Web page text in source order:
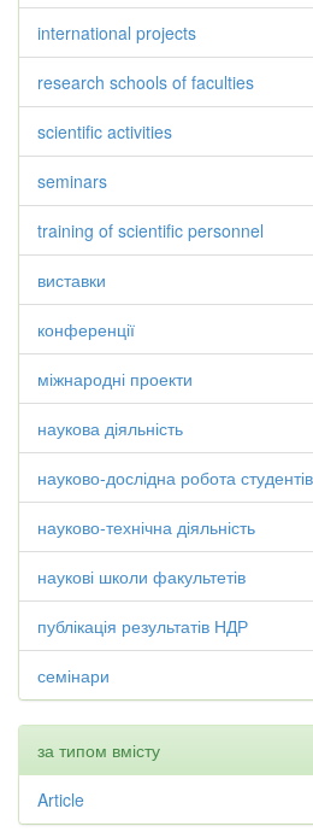
international projects
research schools of faculties
scientific activities
seminars
training of scientific personnel
виставки
конференції
міжнародні проекти
наукова діяльність
науково-дослідна робота студентів
науково-технічна діяльність
наукові школи факультетів
публікація результатів НДР
семінари
за типом вмісту
Article